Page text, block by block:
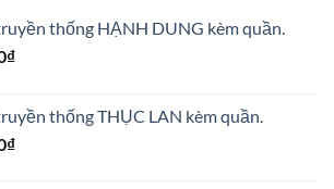
thống HẠNH DUNG kèm quần.
₫
thống THỤC LAN kèm quần.
₫